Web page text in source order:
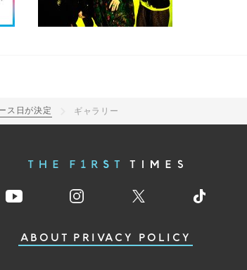
ス日が決定 ギャラリー
ABOUT PRIVACY POLICY